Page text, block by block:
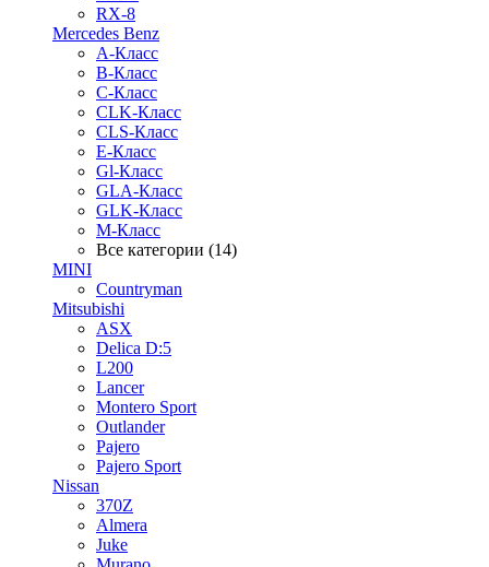
RX-8
Mercedes Benz
A-Класс
B-Класс
C-Класс
CLK-Класс
CLS-Класс
E-Класс
Gl-Класс
GLA-Класс
GLK-Класс
M-Класс
Все категории (14)
MINI
Countryman
Mitsubishi
ASX
Delica D:5
L200
Lancer
Montero Sport
Outlander
Pajero
Pajero Sport
Nissan
370Z
Almera
Juke